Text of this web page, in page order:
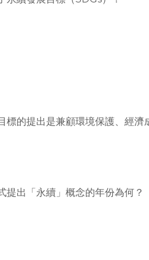
標的提出是兼顧環境保護、經濟
提出「永續」概念的年份為何？